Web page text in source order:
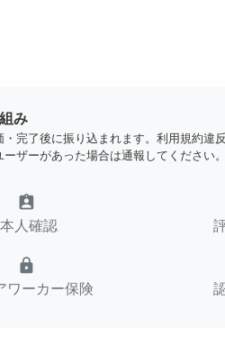
み
完了後に振り込まれます。利用規約違
ザーがあった場合は通報してください。
assignment_ind
本人確認
lock
ワーカー保険